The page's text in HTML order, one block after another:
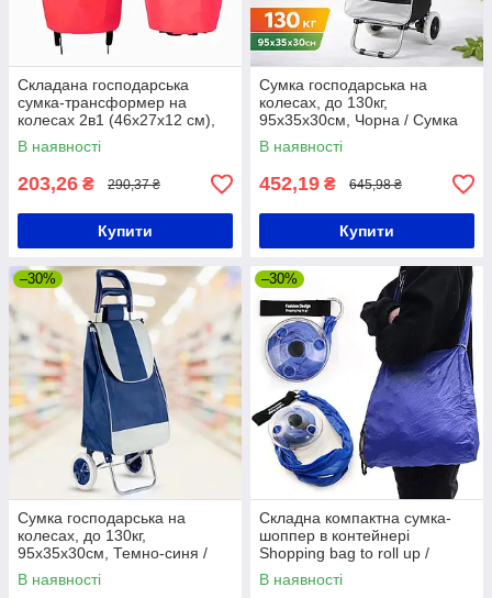
Складана господарська
сумка-трансформер на
колесах 2в1 (46х27х12 см),
Червона/ Сумка-візок для
продуктів
В наявності
203,26 ₴ 290,37 ₴
Купити
Сумка господарська на
колесах, до 130кг,
95х35х30см, Чорна / Сумка
візок / Двоколісна тачка
кравчучка
В наявності
452,19 ₴ 645,98 ₴
Купити
–30%
Сумка господарська на
колесах, до 130кг,
95х35х30см, Темно-синя /
Двоколісна тачка кравчучка /
Сумка візок
В наявності
–30%
Складна компактна сумка-
шоппер в контейнері
Shopping bag to roll up /
Сумка для покупок Синій
В наявності